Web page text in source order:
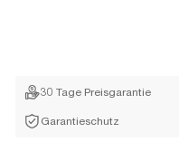
30 Tage Preisgarantie
Garantieschutz